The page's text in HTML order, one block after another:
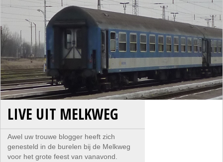
LIVE UIT MELKWEG
Awel uw trouwe blogger heeft zich
genesteld in de burelen bij de Melkweg
voor het grote feest van vanavond.